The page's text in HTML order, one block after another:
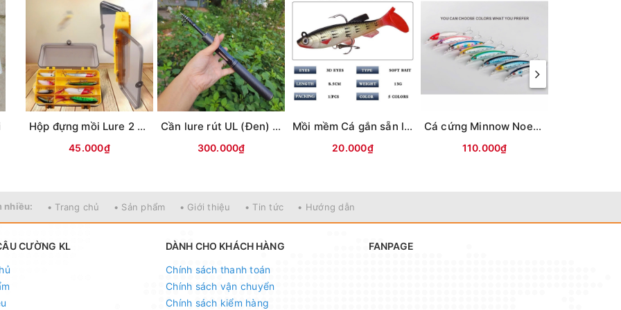
cuong-kl
cuong-kl"
Đống Đa, Hà Nội
Hoàng Hoa Thám - Hà Nội
Hộp đựng mồi Lure 2 mặt KM01 (18x10x5cm)
45.000₫
Cần lure rút UL (Đen) MAX TYSPORT(Thu30cm)
300.000₫
Mồi mềm Cá gắn sẵn lưỡi (8.5cm-13g) Vỏ trong
20.000₫
Cá cứng Minnow Noeby 9006-Nổi-120mm/22g
110.000₫
nhiều: • Trang chủ • Sản phẩm • Giới thiệu • Tin tức • Hướng dẫn
CƯỜNG KL
DÀNH CHO KHÁCH HÀNG
Chính sách thanh toán
Chính sách vận chuyển
Chính sách kiểm hàng
FANPAGE